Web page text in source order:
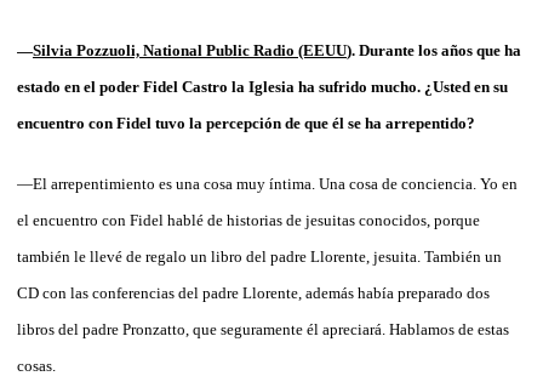
—Silvia Pozzuoli, National Public Radio (EEUU). Durante los años que ha
estado en el poder Fidel Castro la Iglesia ha sufrido mucho. ¿Usted en su
encuentro con Fidel tuvo la percepción de que él se ha arrepentido?
—El arrepentimiento es una cosa muy íntima. Una cosa de conciencia. Yo en
el encuentro con Fidel hablé de historias de jesuitas conocidos, porque
también le llevé de regalo un libro del padre Llorente, jesuita. También un
CD con las conferencias del padre Llorente, además había preparado dos
libros del padre Pronzatto, que seguramente él apreciará. Hablamos de estas
cosas.